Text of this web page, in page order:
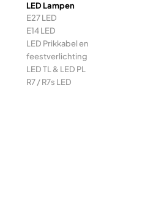
LED Lampen
E27 LED
E14 LED
LED Prikkabel en
feestverlichting
LED TL & LED PL
R7 / R7s LED